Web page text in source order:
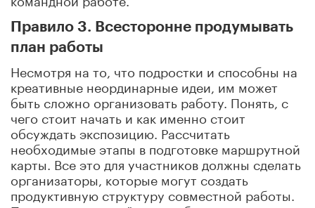
Правило 3. Всесторонне продумывать
план работы
Несмотря на то, что подростки и способны на
креативные неординарные идеи, им может
быть сложно организовать работу. Понять, с
чего стоит начать и как именно стоит
обсуждать экспозицию. Рассчитать
необходимые этапы в подготовке маршрутной
карты. Все это для участников должны сделать
организаторы, которые могут создать
продуктивную структуру совместной работы.